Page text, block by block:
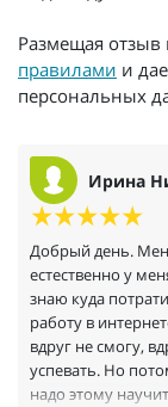
Размещая отзыв
правилами и
персональных
Ирина
Добрый день.
естественно у
знаю куда
работу в
вдруг не смогу,
успевать. Но
надо этому